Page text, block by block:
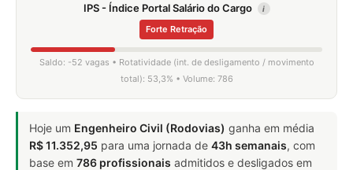
IPS - Índice Portal Salário do Cargo i
Forte Retração
Saldo: -52 vagas • Rotatividade (int. de desligamento / movimento
total): 53,3% • Volume: 786
Hoje um Engenheiro Civil (Rodovias) ganha em média
R$ 11.352,95 para uma jornada de 43h semanais, com
base em 786 profissionais admitidos e desligados em